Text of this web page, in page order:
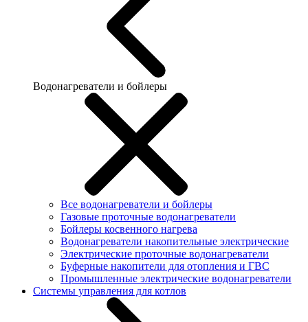
Водонагреватели и бойлеры
Все водонагреватели и бойлеры
Газовые проточные водонагреватели
Бойлеры косвенного нагрева
Водонагреватели накопительные электрические
Электрические проточные водонагреватели
Буферные накопители для отопления и ГВС
Промышленные электрические водонагреватели
Системы управления для котлов